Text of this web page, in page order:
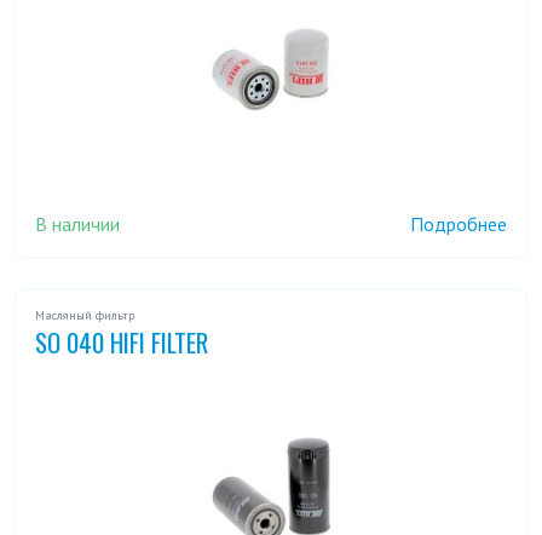
В наличии Подробнее
Масляный фильтр
SO 040 HIFI FILTER